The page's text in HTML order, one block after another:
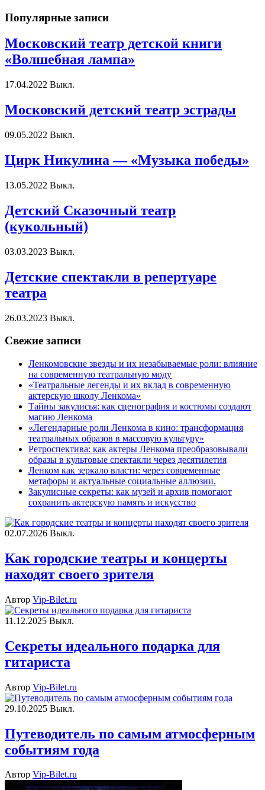
Популярные записи
Московский театр детской книги
«Волшебная лампа»
17.04.2022 Выкл.
Московский детский театр эстрады
09.05.2022 Выкл.
Цирк Никулина — «Музыка победы»
13.05.2022 Выкл.
Детский Сказочный театр
(кукольный)
03.03.2023 Выкл.
Детские спектакли в репертуаре
театра
26.03.2023 Выкл.
Свежие записи
Ленкомовские звезды и их незабываемые роли: влияние
на современную театральную моду
«Театральные легенды и их вклад в современную
актерскую школу Ленкома»
Тайны закулисья: как сценография и костюмы создают
магию Ленкома
«Легендарные роли Ленкома в кино: трансформация
театральных образов в массовую культуру»
Ретроспектива: как актеры Ленкома преобразовывали
образы в культовые спектакли через десятилетия
Ленком как зеркало власти: через современные
метафоры и актуальные социальные аллюзии.
Закулисные секреты: как музей и архив помогают
сохранить актерскую память и искусство
02.07.2026 Выкл.
Как городские театры и концерты
находят своего зрителя
Автор Vip-Bilet.ru
11.12.2025 Выкл.
Секреты идеального подарка для
гитариста
Автор Vip-Bilet.ru
29.10.2025 Выкл.
Путеводитель по самым атмосферным
событиям года
Автор Vip-Bilet.ru